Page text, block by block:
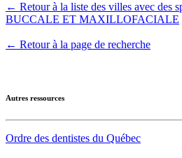
← Retour à la liste des villes avec des
BUCCALE ET MAXILLOFACIALE
← Retour à la page de recherche
Autres ressources
Ordre des dentistes du Québec